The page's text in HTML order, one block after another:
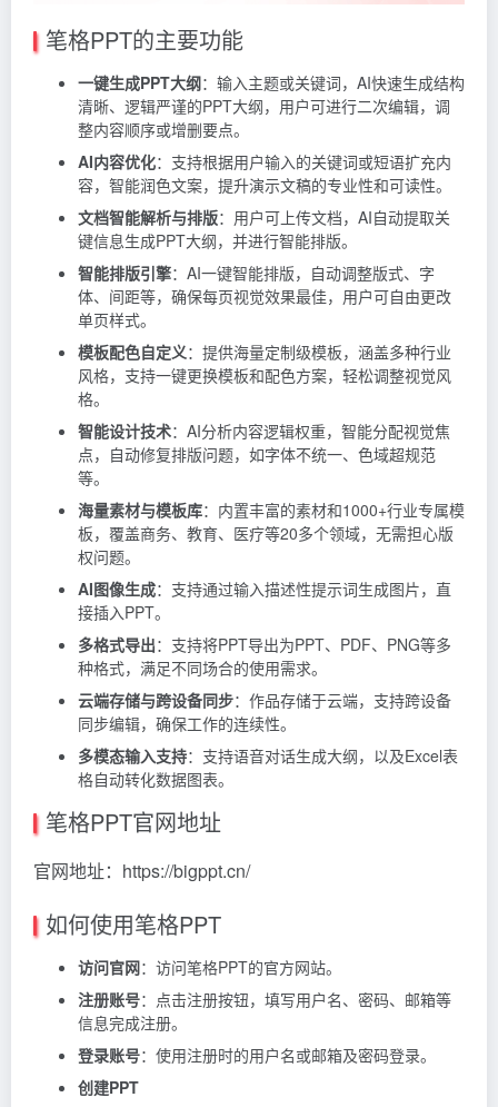
笔格PPT的主要功能
一键生成PPT大纲：输入主题或关键词，AI快速生成结构
清晰、逻辑严谨的PPT大纲，用户可进行二次编辑，调
整内容顺序或增删要点。
AI内容优化：支持根据用户输入的关键词或短语扩充内
容，智能润色文案，提升演示文稿的专业性和可读性。
文档智能解析与排版：用户可上传文档，AI自动提取关
键信息生成PPT大纲，并进行智能排版。
智能排版引擎：AI一键智能排版，自动调整版式、字
体、间距等，确保每页视觉效果最佳，用户可自由更改
单页样式。
模板配色自定义：提供海量定制级模板，涵盖多种行业
风格，支持一键更换模板和配色方案，轻松调整视觉风
格。
智能设计技术：AI分析内容逻辑权重，智能分配视觉焦
点，自动修复排版问题，如字体不统一、色域超规范
等。
海量素材与模板库：内置丰富的素材和1000+行业专属模
板，覆盖商务、教育、医疗等20多个领域，无需担心版
权问题。
AI图像生成：支持通过输入描述性提示词生成图片，直
接插入PPT。
多格式导出：支持将PPT导出为PPT、PDF、PNG等多
种格式，满足不同场合的使用需求。
云端存储与跨设备同步：作品存储于云端，支持跨设备
同步编辑，确保工作的连续性。
多模态输入支持：支持语音对话生成大纲，以及Excel表
格自动转化数据图表。
笔格PPT官网地址
官网地址：https://bigppt.cn/
如何使用笔格PPT
访问官网：访问笔格PPT的官方网站。
注册账号：点击注册按钮，填写用户名、密码、邮箱等
信息完成注册。
登录账号：使用注册时的用户名或邮箱及密码登录。
创建PPT